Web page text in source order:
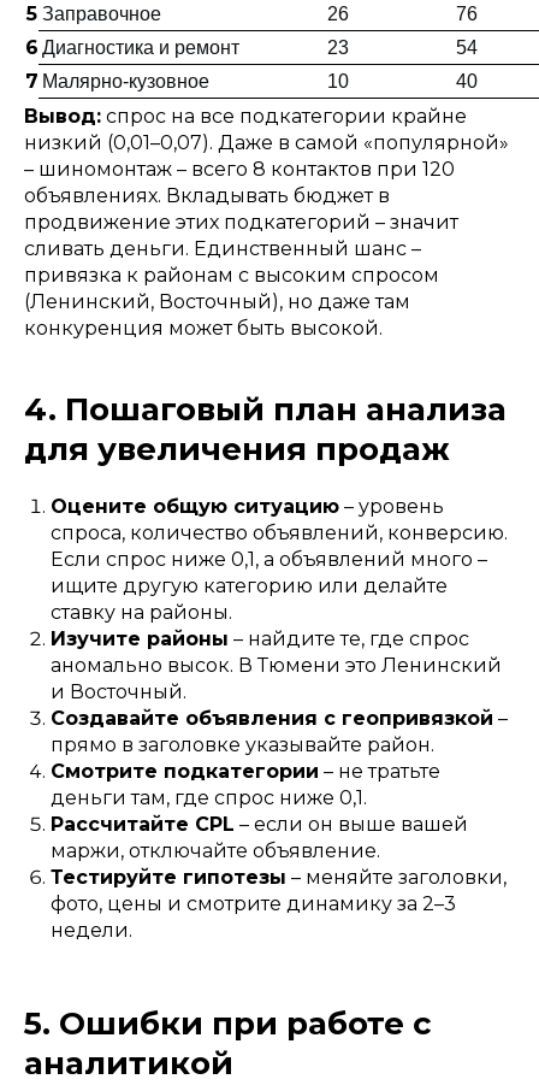
5 Заправочное 26 76
6 Диагностика и ремонт 23 54
7 Малярно-кузовное 10 40
Вывод: спрос на все подкатегории крайне
низкий (0,01–0,07). Даже в самой «популярной»
– шиномонтаж – всего 8 контактов при 120
объявлениях. Вкладывать бюджет в
продвижение этих подкатегорий – значит
сливать деньги. Единственный шанс –
привязка к районам с высоким спросом
(Ленинский, Восточный), но даже там
конкуренция может быть высокой.
4. Пошаговый план анализа
для увеличения продаж
Оцените общую ситуацию – уровень
спроса, количество объявлений, конверсию.
Если спрос ниже 0,1, а объявлений много –
ищите другую категорию или делайте
ставку на районы.
Изучите районы – найдите те, где спрос
аномально высок. В Тюмени это Ленинский
и Восточный.
Создавайте объявления с геопривязкой –
прямо в заголовке указывайте район.
Смотрите подкатегории – не тратьте
деньги там, где спрос ниже 0,1.
Рассчитайте CPL – если он выше вашей
маржи, отключайте объявление.
Тестируйте гипотезы – меняйте заголовки,
фото, цены и смотрите динамику за 2–3
недели.
5. Ошибки при работе с
аналитикой